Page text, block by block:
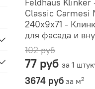
Classic Carmesi
240x9x71 -
для фасада и
102 руб
77 рубза 1
3674 руб за м2